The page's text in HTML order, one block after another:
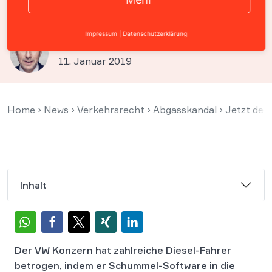
beitreten – WBS hilft Ihnen!
11. Januar 2019
Home › News › Verkehrsrecht › Abgasskandal › Jetzt der
Inhalt
Der VW Konzern hat zahlreiche Diesel-Fahrer
betrogen, indem er Schummel-Software in die
Impressum Datenschutzerklärung